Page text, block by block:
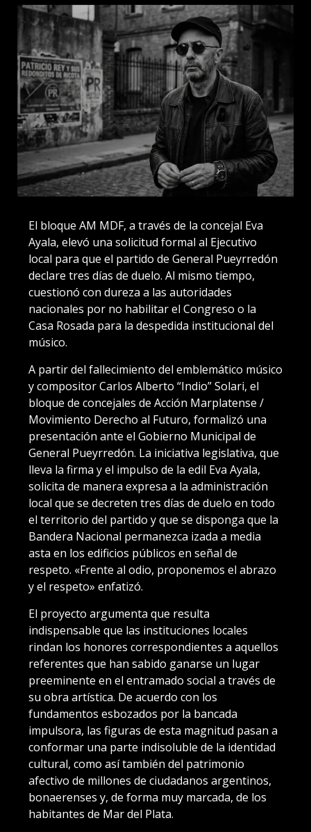
El bloque AM MDF, a través de la concejal Eva
Ayala, elevó una solicitud formal al Ejecutivo
local para que el partido de General Pueyrredón
declare tres días de duelo. Al mismo tiempo,
cuestionó con dureza a las autoridades
nacionales por no habilitar el Congreso o la
Casa Rosada para la despedida institucional del
músico.
A partir del fallecimiento del emblemático músico
y compositor Carlos Alberto “Indio” Solari, el
bloque de concejales de Acción Marplatense /
Movimiento Derecho al Futuro, formalizó una
presentación ante el Gobierno Municipal de
General Pueyrredón. La iniciativa legislativa, que
lleva la firma y el impulso de la edil Eva Ayala,
solicita de manera expresa a la administración
local que se decreten tres días de duelo en todo
el territorio del partido y que se disponga que la
Bandera Nacional permanezca izada a media
asta en los edificios públicos en señal de
respeto. «Frente al odio, proponemos el abrazo
y el respeto» enfatizó.
El proyecto argumenta que resulta
indispensable que las instituciones locales
rindan los honores correspondientes a aquellos
referentes que han sabido ganarse un lugar
preeminente en el entramado social a través de
su obra artística. De acuerdo con los
fundamentos esbozados por la bancada
impulsora, las figuras de esta magnitud pasan a
conformar una parte indisoluble de la identidad
cultural, como así también del patrimonio
afectivo de millones de ciudadanos argentinos,
bonaerenses y, de forma muy marcada, de los
habitantes de Mar del Plata.